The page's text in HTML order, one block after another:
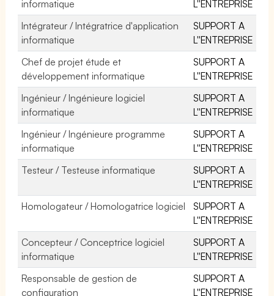
informatique
L''ENTREPRISE
Intégrateur / Intégratrice d'application
informatique
SUPPORT A
L''ENTREPRISE
Chef de projet étude et
développement informatique
SUPPORT A
L''ENTREPRISE
Ingénieur / Ingénieure logiciel
informatique
SUPPORT A
L''ENTREPRISE
Ingénieur / Ingénieure programme
informatique
SUPPORT A
L''ENTREPRISE
Testeur / Testeuse informatique
SUPPORT A
L''ENTREPRISE
Homologateur / Homologatrice logiciel
SUPPORT A
L''ENTREPRISE
Concepteur / Conceptrice logiciel
informatique
SUPPORT A
L''ENTREPRISE
Responsable de gestion de
configuration
SUPPORT A
L''ENTREPRISE